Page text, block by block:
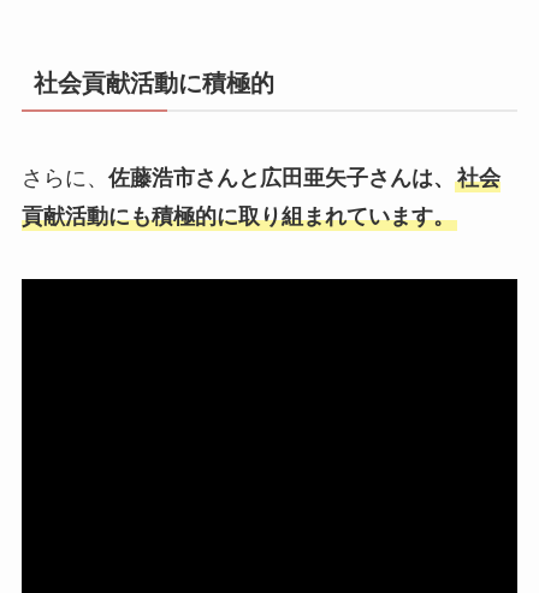
社会貢献活動に積極的
さらに、 佐藤浩市さんと広田亜矢子さんは、 社会
貢献活動にも積極的に取り組まれています。